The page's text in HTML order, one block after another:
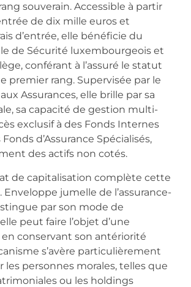
souverain. Accessible à partir
de dix mille euros et
d’entrée, elle bénéficie du
de Sécurité luxembourgeois et
conférant à l’assuré le statut
premier rang. Supervisée par le
Assurances, elle brille par sa
sa capacité de gestion multi-
exclusif à des Fonds Internes
d’Assurance Spécialisés,
des actifs non cotés.
de capitalisation complète cette
Enveloppe jumelle de l’assurance-
par son mode de
peut faire l’objet d’une
conservant son antériorité
s’avère particulièrement
personnes morales, telles que
ou les holdings